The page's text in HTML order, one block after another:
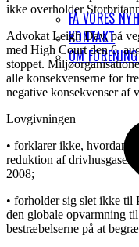
FÅ VORES
KONTAKT
OM
ikke overholder
Advokat Leigh Day, på
med High Court den 6.
stoppet.
alle konsekvenserne for
negative konsekvenser af
Lovgivningen
• forklarer ikke, hvordan
reduktion af
2008;
• forholder sig slet ikke til
den globale opvarmning
bestræbelserne på at